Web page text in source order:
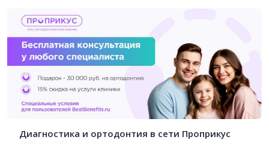
Диагностика и ортодонтия в сети Проприкус